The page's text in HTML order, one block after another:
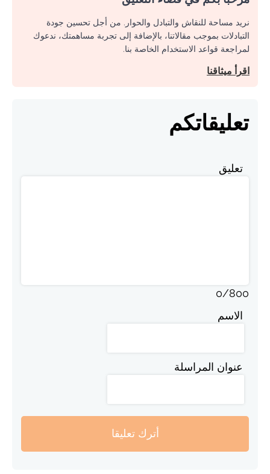
نريد مساحة للنقاش والتبادل والحوار. من أجل تحسين جودة
التبادلات بموجب مقالاتنا، بالإضافة إلى تجربة مساهمتك، ندعوك
لمراجعة قواعد الاستخدام الخاصة بنا.
اقرأ ميثاقنا
تعليقاتكم
تعليق
0/800
الاسم
عنوان المراسلة
أترك تعليقا